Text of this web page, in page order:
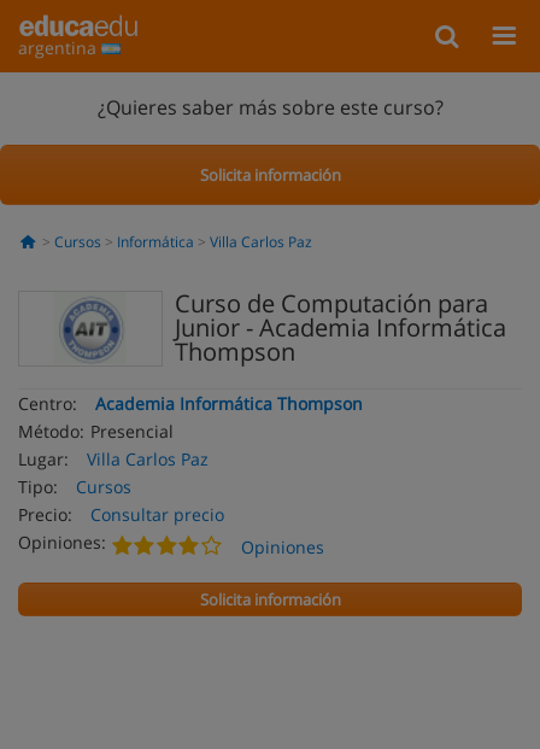
argentina
¿Quieres saber más sobre este curso?
Solicita información
Cursos Informática Villa Carlos Paz
Curso de Computación para
Junior - Academia Informática
Thompson
Centro:
Academia Informática Thompson
Método: Presencial
Lugar:
Villa Carlos Paz
Tipo:
Cursos
Precio:
Consultar precio
Opiniones:
Opiniones
Solicita información